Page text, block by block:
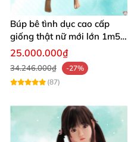
Búp bê tình dục cao cấp
giống thật nữ mới lớn 1m50
silicon
25.000.000₫
34.246.000₫
-27%
(87)